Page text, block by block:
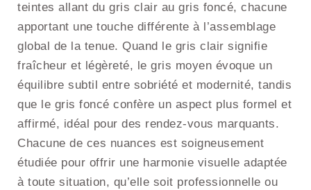
teintes allant du gris clair au gris foncé, chacune
apportant une touche différente à l’assemblage
global de la tenue. Quand le gris clair signifie
fraîcheur et légèreté, le gris moyen évoque un
équilibre subtil entre sobriété et modernité, tandis
que le gris foncé confère un aspect plus formel et
affirmé, idéal pour des rendez-vous marquants.
Chacune de ces nuances est soigneusement
étudiée pour offrir une harmonie visuelle adaptée
à toute situation, qu’elle soit professionnelle ou